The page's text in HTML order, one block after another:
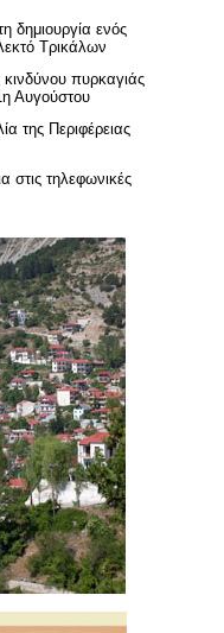
δημιουργία ενός
Τρικάλων
πυρκαγιάς
Αυγούστου
της Περιφέρειας
στις τηλεφωνικές